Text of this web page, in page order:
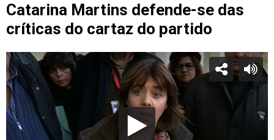
Catarina Martins defende-se das
críticas do cartaz do partido